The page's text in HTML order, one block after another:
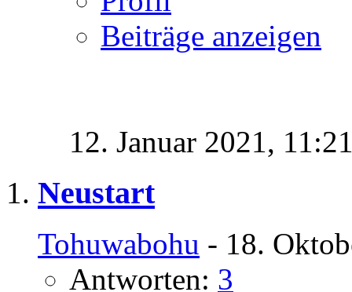
Beiträge anzeigen
12. Januar 2021,
Neustart
Tohuwabohu - 18.
Antworten: 3